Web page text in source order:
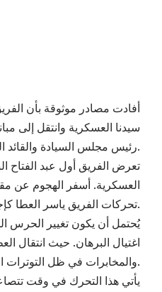
أفادت مصادر موثوقة بأن
سيدنا العسكرية وانتقل إلى
رئيس مجلس السيادة والقائد العام للقوات المسلحة السودانية، الفريق أول عبد الفتاح البرهان.
تعرض الفريق أول عبد الفتاح
العسكرية. أسفر الهجوم عن
تحركات الفريق ياسر العطا كإجراء احترازي لتعزيز الأمان الشخصي وضمان سلامته بعد الحادثة.
يُحتمل أن يكون تغيير الحرس
اغتيال البرهان. حيث انتقال
والمخابرات في ظل التوترات الأمنية الراهنة.
يأتي هذا التحرك في وقت